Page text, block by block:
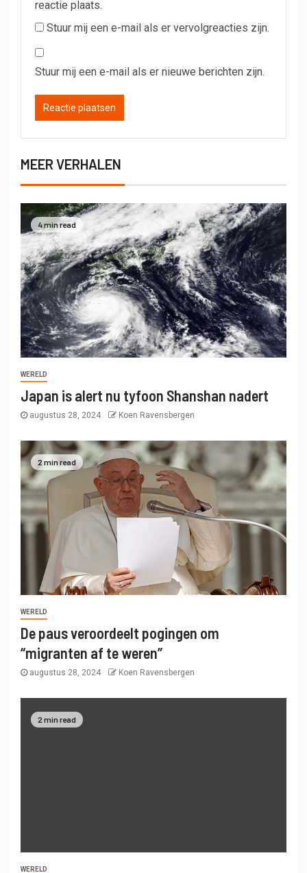
reactie plaats.
Stuur mij een e-mail als er vervolgreacties zijn.
Stuur mij een e-mail als er nieuwe berichten zijn.
MEER VERHALEN
4 min read
WERELD
Japan is alert nu tyfoon Shanshan nadert
augustus 28, 2024 Koen Ravensbergen
2 min read
WERELD
De paus veroordeelt pogingen om
“migranten af ​​te weren”
augustus 28, 2024 Koen Ravensbergen
2 min read
WERELD